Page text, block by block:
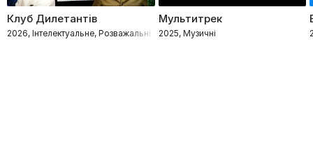
Клуб Дилетантів
2026, Інтелектуальне, Розважальні
Мультитрек
2025, Музичні